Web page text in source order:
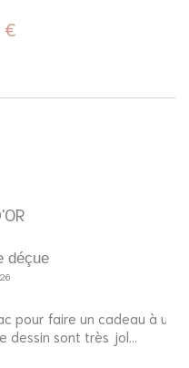
€
un cadeau à une jeune
très jol...